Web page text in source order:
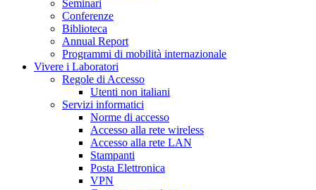
Seminari
Conferenze
Biblioteca
Annual Report
Programmi di mobilità internazionale
Vivere i Laboratori
Regole di Accesso
Utenti non italiani
Servizi informatici
Norme di accesso
Accesso alla rete wireless
Accesso alla rete LAN
Stampanti
Posta Elettronica
VPN